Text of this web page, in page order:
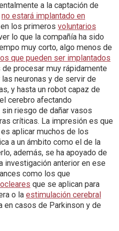
a la captación de
no estará implantado en
en los primeros voluntarios
lo que la compañía ha sido
muy corto, algo menos de
que pueden ser implantados
de procesar muy rápidamente
neuronas y de servir de
y hasta un robot capaz de
cerebro afectando
riesgo de dañar vasos
críticas. La impresión es que
aplicar muchos de los
a un ámbito como el de la
además, se ha apoyado de
investigación anterior en ese
como los que
que se aplican para
o la estimulación cerebral
en casos de Parkinson y de